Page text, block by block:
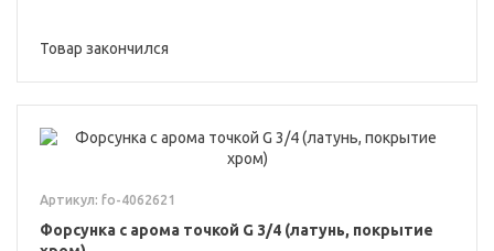
Товар закончился
Артикул: fo-4062621
Форсунка с арома точкой G 3/4 (латунь, покрытие